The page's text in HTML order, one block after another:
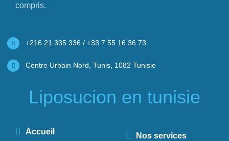
compris.
+216 21 335 336 / +33 7 55 16 36 73
Centre Urbain Nord, Tunis, 1082 Tunisie
Liposucion en tunisie
Accueil Nos services